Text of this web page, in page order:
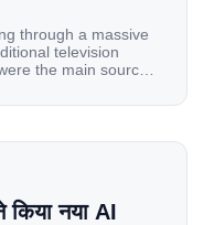
through a massive
television
the main sources
and high-speed
where consumers
नया AI